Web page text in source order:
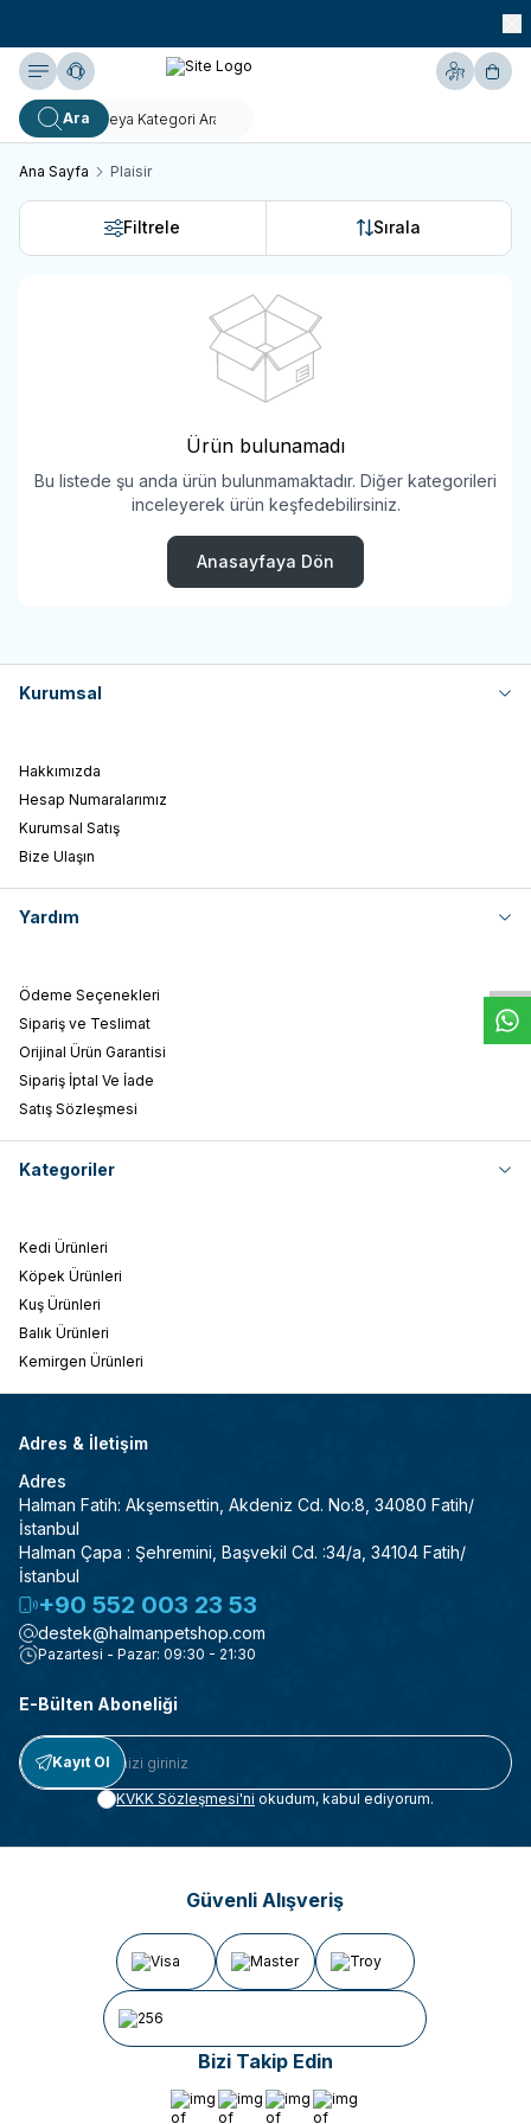
W
h
t
s
a
p
p
D
e
s
e
H
a
t
t
Yardım
Ara
Hesabım
Ana Sayfa Plaisir
Filtrele Sırala
Ürün bulunamadı
Bu listede şu anda ürün bulunmamaktadır. Diğer kategorileri
inceleyerek ürün keşfedebilirsiniz.
Anasayfaya Dön
Kurumsal
Hakkımızda
Hesap Numaralarımız
Kurumsal Satış
Bize Ulaşın
Yardım
Ödeme Seçenekleri
Sipariş ve Teslimat
Orijinal Ürün Garantisi
Sipariş İptal Ve İade
Satış Sözleşmesi
Kategoriler
Kedi Ürünleri
Köpek Ürünleri
Kuş Ürünleri
Balık Ürünleri
Kemirgen Ürünleri
Adres & İletişim
Adres
Halman Fatih: Akşemsettin, Akdeniz Cd. No:8, 34080 Fatih/
İstanbul
Halman Çapa : Şehremini, Başvekil Cd. :34/a, 34104 Fatih/
İstanbul
+90 552 003 23 53
destek@halmanpetshop.com
Pazartesi - Pazar: 09:30 - 21:30
E-Bülten Aboneliği
Kayıt Ol
KVKK Sözleşmesi'ni okudum, kabul ediyorum.
Güvenli Alışveriş
Bizi Takip Edin